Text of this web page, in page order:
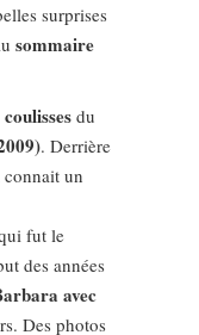
surprises
sommaire
coulisses du
. Derrière
un
fut le
des années
avec
Des photos